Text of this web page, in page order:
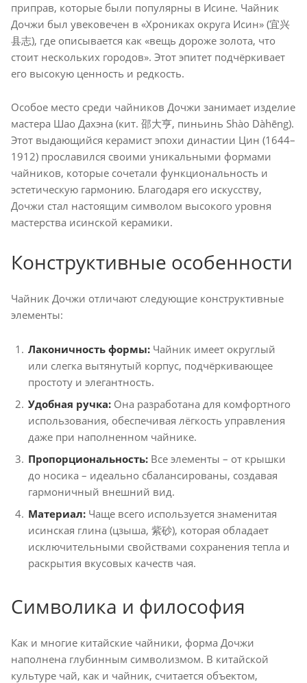
приправ, которые были популярны в Исине. Чайник
Дочжи был увековечен в «Хрониках округа Исин» (宜兴
县志), где описывается как «вещь дороже золота, что
стоит нескольких городов». Этот эпитет подчёркивает
его высокую ценность и редкость.
Особое место среди чайников Дочжи занимает изделие
мастера Шао Дахэна (кит. 邵大亨, пиньинь Shào Dàhēng).
Этот выдающийся керамист эпохи династии Цин (1644–
1912) прославился своими уникальными формами
чайников, которые сочетали функциональность и
эстетическую гармонию. Благодаря его искусству,
Дочжи стал настоящим символом высокого уровня
мастерства исинской керамики.
Конструктивные особенности
Чайник Дочжи отличают следующие конструктивные
элементы:
Лаконичность формы: Чайник имеет округлый
или слегка вытянутый корпус, подчёркивающее
простоту и элегантность.
Удобная ручка: Она разработана для комфортного
использования, обеспечивая лёгкость управления
даже при наполненном чайнике.
Пропорциональность: Все элементы – от крышки
до носика – идеально сбалансированы, создавая
гармоничный внешний вид.
Материал: Чаще всего используется знаменитая
исинская глина (цзыша, 紫砂), которая обладает
исключительными свойствами сохранения тепла и
раскрытия вкусовых качеств чая.
Символика и философия
Как и многие китайские чайники, форма Дочжи
наполнена глубинным символизмом. В китайской
культуре чай, как и чайник, считается объектом,